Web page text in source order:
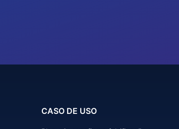
CASO DE USO